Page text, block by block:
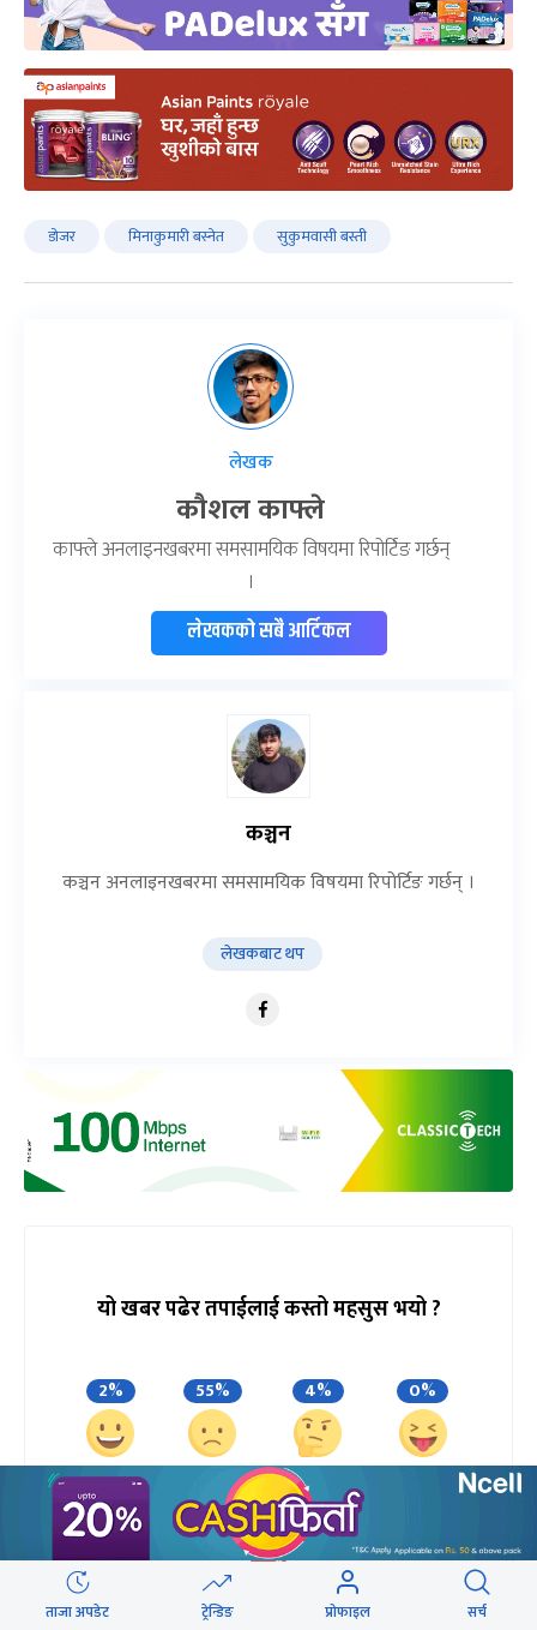
डोजर मिनाकुमारी बस्नेत सुकुमवासी बस्ती
लेखक
कौशल काफ्ले
काफ्ले अनलाइनखबरमा समसामयिक विषयमा रिपोर्टिङ गर्छन्
।
लेखकको सबै आर्टिकल
कञ्चन
कञ्चन अनलाइनखबरमा समसामयिक विषयमा रिपोर्टिङ गर्छन् ।
लेखकबाट थप
यो खबर पढेर तपाईलाई कस्तो महसुस भयो ?
2%
खुसी
55% 4%
अचम्मित
0%
40%
ताजा अपडेट ट्रेन्डिङ प्रोफाइल सर्च